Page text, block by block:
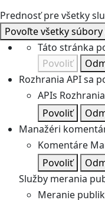
Prednosť pre všetky
Povoľte všetky
Táto stránka
Povoliť
Rozhrania API sa
APIs
Povoliť
Manažéri
Komentáre
Povoliť
Služby merania
Meranie